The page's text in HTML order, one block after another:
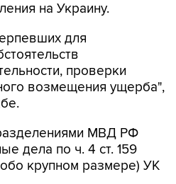
для
проверки
возмещения ущерба",
МВД РФ
крупном размере) УК